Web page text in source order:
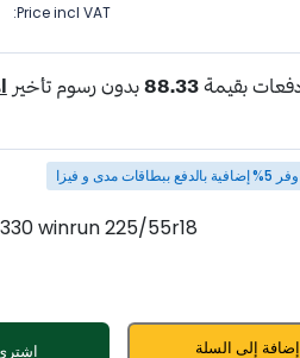
Price incl VAT:
وفر 5% إضافية بالدفع ببطاقات مدى و فيزا
winrun 225/55r18
إضافة إلى السلة